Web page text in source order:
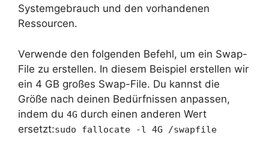
Systemgebrauch und den vorhandenen
Ressourcen.
Verwende den folgenden Befehl, um ein Swap-
File zu erstellen. In diesem Beispiel erstellen wir
ein 4 GB großes Swap-File. Du kannst die
Größe nach deinen Bedürfnissen anpassen,
indem du 4G durch einen anderen Wert
ersetzt:sudo fallocate -l 4G /swapfile